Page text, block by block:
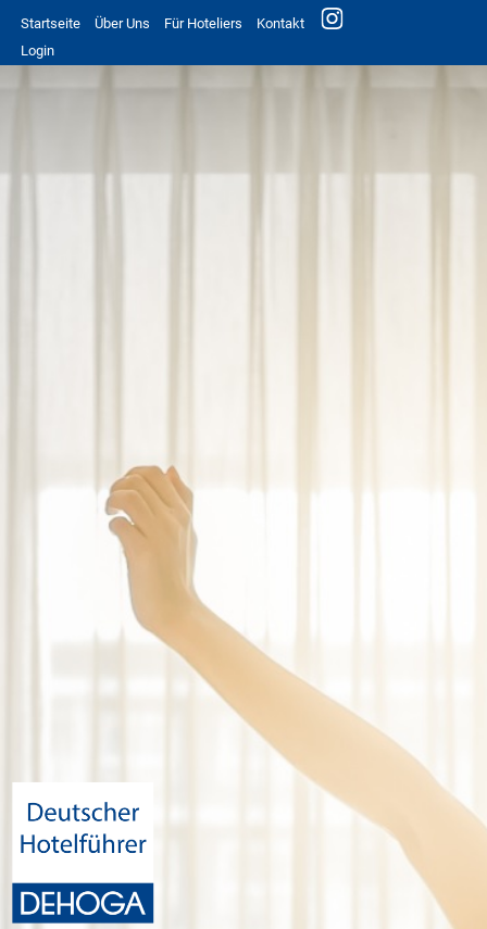
Startseite Über Uns Für Hoteliers
Kontakt
Login